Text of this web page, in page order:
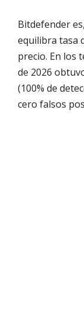
Bitdefender
equilibra tasa
precio. En los
de 2026
(100% de
cero falsos